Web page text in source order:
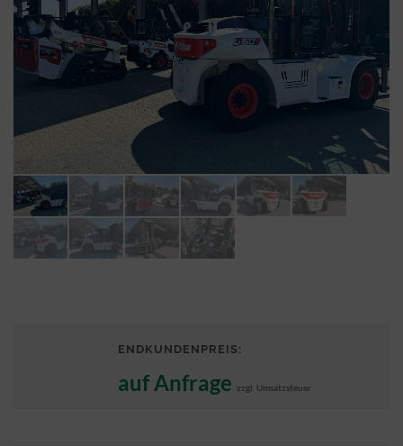
ENDKUNDENPREIS:
auf Anfrage zzgl. Umsatzsteuer